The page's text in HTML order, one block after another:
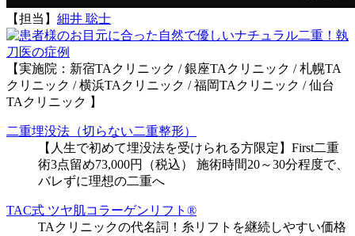
【担当】 細井 聡士
執
刀医の症例
【実施院：新宿TAクリニック / 銀座TAクリニック / 札幌TA
クリニック / 横浜TAクリニック / 福岡TAクリニック / 仙台
TAクリニック 】
二重埋没法（切らない二重整形）
【人生で初めて埋没法を受けられる方限定】First二重
術3点留め73,000円（税込） 施術時間20～30分程度で、
バレずに理想の二重へ
TAC式 ツヤ肌コラーゲンリフト®
TAクリニックの代名詞！糸リフトを継続しやすい価格